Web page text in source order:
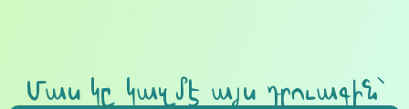
Մաս կը կազմէ այս դրուագին՝